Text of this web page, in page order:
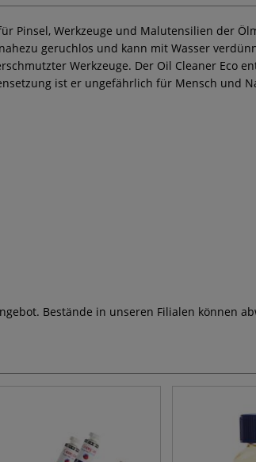
Pinsel, Werkzeuge und Malutensilien der
geruchlos und kann mit Wasser
Werkzeuge. Der Oil Cleaner Eco
ist er ungefährlich für Mensch und
Bestände in unseren Filialen können